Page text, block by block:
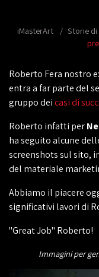
iMasterArt Storie di
Roberto Fera nostro
entra a far parte del
gruppo deicasi di
Roberto infatti per
ha seguito alcune
screenshots sul sito,
del materiale
Abbiamo il piacere
significativi lavori di
"Great Job" Roberto!
Immagini per